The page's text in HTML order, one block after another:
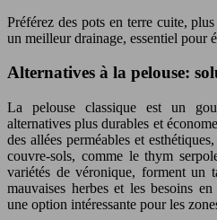
Préférez des pots en terre cuite,
un meilleur drainage, essentiel pour
Alternatives à la pelouse:
La pelouse classique est un
alternatives plus durables et
des allées perméables et
couvre-sols, comme le thym
variétés de véronique, forment un
mauvaises herbes et les besoins
une option intéressante pour les